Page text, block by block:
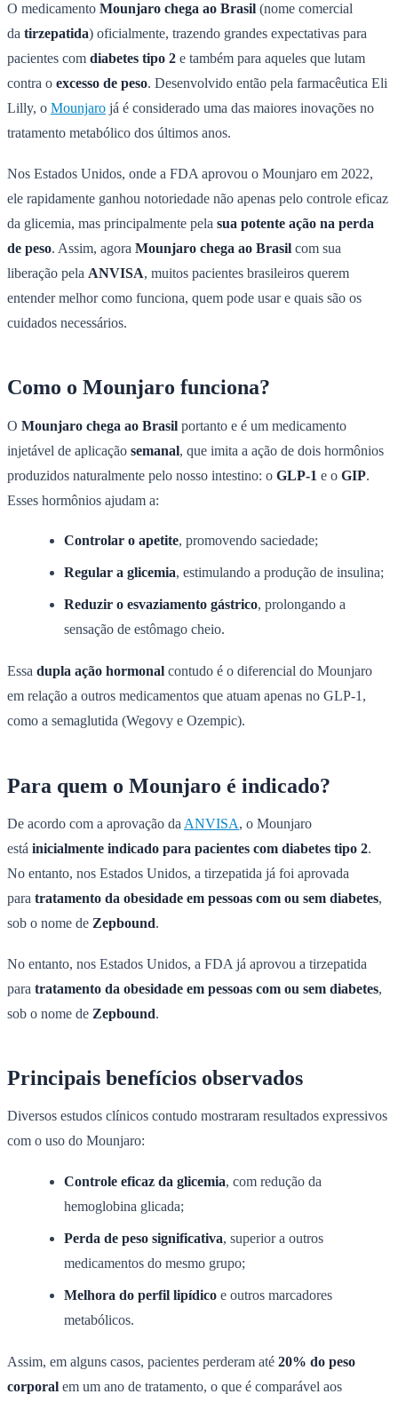
O medicamento Mounjaro chega ao Brasil (nome comercial
da tirzepatida) oficialmente, trazendo grandes expectativas para
pacientes com diabetes tipo 2 e também para aqueles que lutam
contra o excesso de peso. Desenvolvido então pela farmacêutica Eli
Lilly, o Mounjaro já é considerado uma das maiores inovações no
tratamento metabólico dos últimos anos.
Nos Estados Unidos, onde a FDA aprovou o Mounjaro em 2022,
ele rapidamente ganhou notoriedade não apenas pelo controle eficaz
da glicemia, mas principalmente pela sua potente ação na perda
de peso. Assim, agora Mounjaro chega ao Brasil com sua
liberação pela ANVISA, muitos pacientes brasileiros querem
entender melhor como funciona, quem pode usar e quais são os
cuidados necessários.
Como o Mounjaro funciona?
O Mounjaro chega ao Brasil portanto e é um medicamento
injetável de aplicação semanal, que imita a ação de dois hormônios
produzidos naturalmente pelo nosso intestino: o GLP-1 e o GIP.
Esses hormônios ajudam a:
Controlar o apetite, promovendo saciedade;
Regular a glicemia, estimulando a produção de insulina;
Reduzir o esvaziamento gástrico, prolongando a
sensação de estômago cheio.
Essa dupla ação hormonal contudo é o diferencial do Mounjaro
em relação a outros medicamentos que atuam apenas no GLP-1,
como a semaglutida (Wegovy e Ozempic).
Para quem o Mounjaro é indicado?
De acordo com a aprovação da ANVISA, o Mounjaro
está inicialmente indicado para pacientes com diabetes tipo 2.
No entanto, nos Estados Unidos, a tirzepatida já foi aprovada
para tratamento da obesidade em pessoas com ou sem diabetes,
sob o nome de Zepbound.
No entanto, nos Estados Unidos, a FDA já aprovou a tirzepatida
para tratamento da obesidade em pessoas com ou sem diabetes,
sob o nome de Zepbound.
Principais benefícios observados
Diversos estudos clínicos contudo mostraram resultados expressivos
com o uso do Mounjaro:
Controle eficaz da glicemia, com redução da
hemoglobina glicada;
Perda de peso significativa, superior a outros
medicamentos do mesmo grupo;
Melhora do perfil lipídico e outros marcadores
metabólicos.
Assim, em alguns casos, pacientes perderam até 20% do peso
corporal em um ano de tratamento, o que é comparável aos